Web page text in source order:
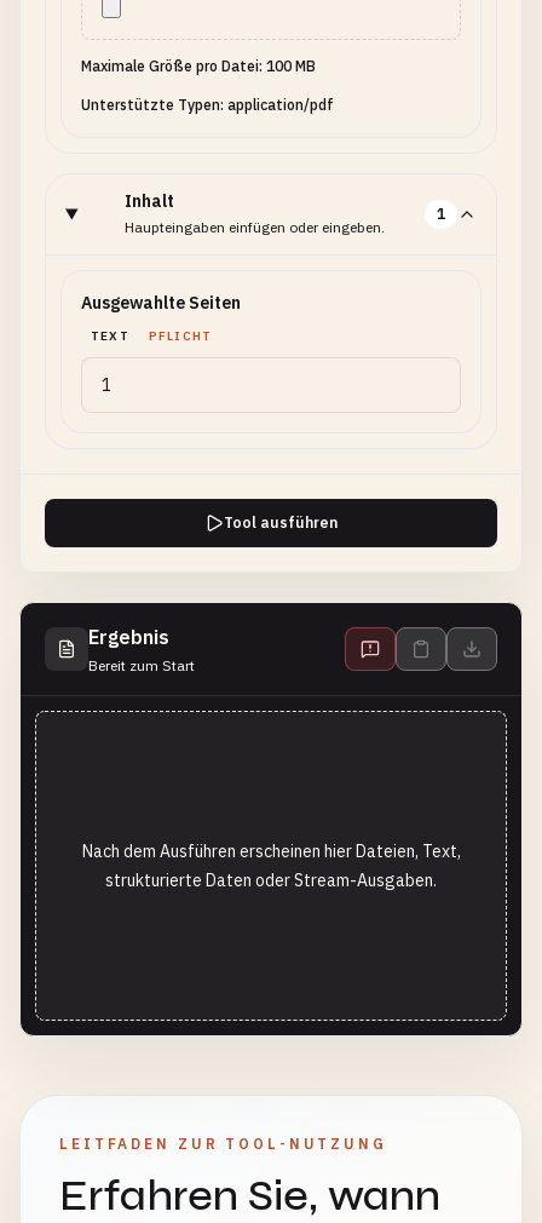
Maximale Größe pro Datei: 100 MB
Unterstützte Typen: application/pdf
Inhalt
Haupteingaben einfügen oder eingeben.
1
Ausgewahlte Seiten
TEXT PFLICHT
Tool ausführen
Ergebnis
Bereit zum Start
Nach dem Ausführen erscheinen hier Dateien, Text,
strukturierte Daten oder Stream-Ausgaben.
LEITFADEN ZUR TOOL-NUTZUNG
Erfahren Sie, wann